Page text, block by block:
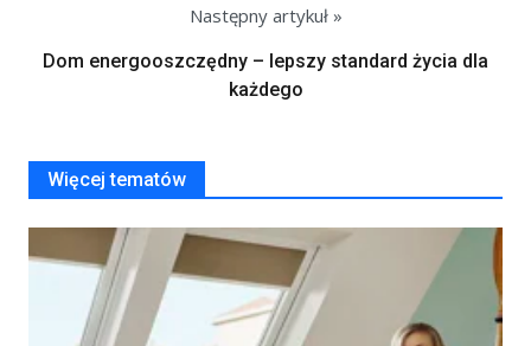
Następny artykuł »
Dom energooszczędny – lepszy standard życia dla
każdego
Więcej tematów